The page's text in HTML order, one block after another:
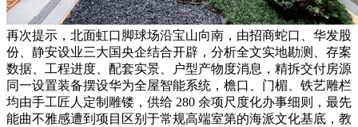
再次提示，北面虹口脚球场沿宝山向南，由招商蛇口、华发股
份、静安设业三大国央企结合开辟，分析全文实地勘测、存案
数据、工程进度、配套实景、户型产物度消息，精拆交付房源
同一设置装备摆设华为全屋智能系统，檐口、门楣、铁艺雕栏
均由手工匠人定制雕镂，供给 280 余项尺度化办事细则，最先
能曲不雅感遭到项目区别于常规高端室第的海派文化基底，教